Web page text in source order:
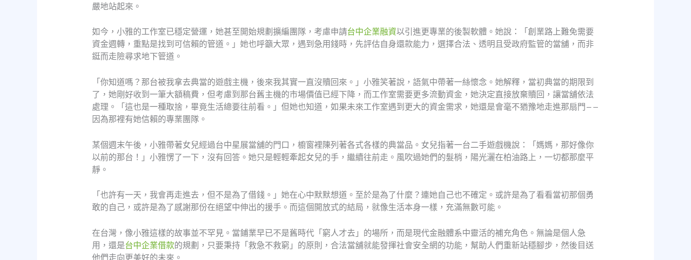
嚴地站起來。
如今，小雅的工作室已穩定營運，她甚至開始規劃擴編團隊，考慮申請台中企業融資以引進更專業的後製軟體。她說：「創業路上難免需要
資金週轉，重點是找到可信賴的管道。」她也呼籲大眾，遇到急用錢時，先評估自身還款能力，選擇合法、透明且受政府監管的當舖，而非
鋌而走險尋求地下管道。
「你知道嗎？那台被我拿去典當的遊戲主機，後來我其實一直沒贖回來。」小雅笑著說，語氣中帶著一絲懷念。她解釋，當初典當的期限到
了，她剛好收到一筆大額稿費，但考慮到那台舊主機的市場價值已經下降，而工作室需要更多流動資金，她決定直接放棄贖回，讓當舖依法
處理。「這也是一種取捨，畢竟生活總要往前看。」但她也知道，如果未來工作室遇到更大的資金需求，她還是會毫不猶豫地走進那扇門——
因為那裡有她信賴的專業團隊。
某個週末午後，小雅帶著女兒經過台中星展當舖的門口，櫥窗裡陳列著各式各樣的典當品。女兒指著一台二手遊戲機說：「媽媽，那好像你
以前的那台！」小雅愣了一下，沒有回答。她只是輕輕牽起女兒的手，繼續往前走。風吹過她們的髮梢，陽光灑在柏油路上，一切都那麼平
靜。
「也許有一天，我會再走進去，但不是為了借錢。」她在心中默默想道。至於是為了什麼？連她自己也不確定。或許是為了看看當初那個勇
敢的自己，或許是為了感謝那份在絕望中伸出的援手。而這個開放式的結局，就像生活本身一樣，充滿無數可能。
在台灣，像小雅這樣的故事並不罕見。當鋪業早已不是舊時代「窮人才去」的場所，而是現代金融體系中靈活的補充角色。無論是個人急
用，還是台中企業借款的規劃，只要秉持「救急不救窮」的原則，合法當舖就能發揮社會安全網的功能，幫助人們重新站穩腳步，然後目送
他們走向更美好的未來。